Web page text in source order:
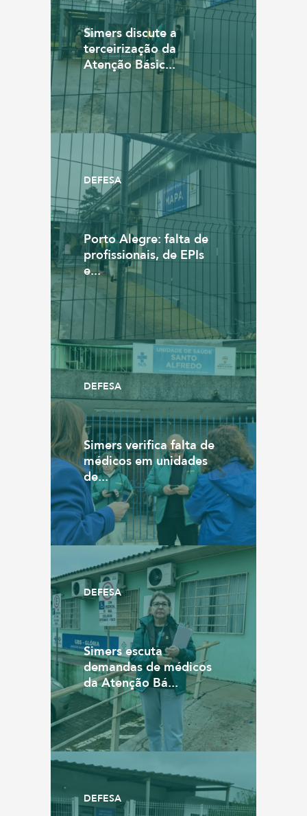
Simers discute a
terceirização da
Atenção Básic...
DEFESA
Porto Alegre: falta de
profissionais, de EPIs
e...
DEFESA
Simers verifica falta de
médicos em unidades
de...
DEFESA
Simers escuta
demandas de médicos
da Atenção Bá...
DEFESA